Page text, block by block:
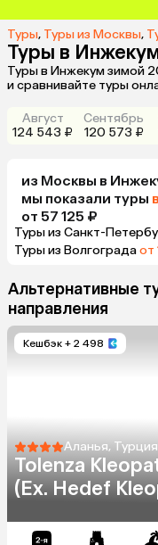
Туры, Туры из Москвы,
Туры в
Туры в Инжекум зимой
и сравнивайте туры
Август
124 543 ₽
Сентябрь
120 573 ₽
из Москвы в
мы показали туры
от 57 125 ₽
Туры из Санкт-
Туры из Волгоградаот
Альтернативные
направления
Кешбэк + 2 498
Аланья, Турция
Tolenza
(Ex. Hedef